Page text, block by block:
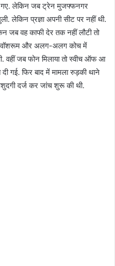
गए. लेकिन जब ट्रेन मुजफ्फनगर
लेकिन प्रज्ञा अपनी सीट पर नहीं थी.
जब वह काफी देर तक नहीं लौटी तो
वॉशरूम और अलग-अलग कोच में
वहीं जब फोन मिलाया तो स्वीच ऑफ आ
गई. फिर बाद में मामला रुड़की थाने
दर्ज कर जांच शुरू की थी.